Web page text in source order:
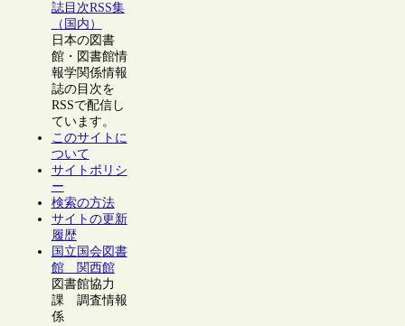
誌目次RSS集
（国内）
日本の図書
館・図書館情
報学関係情報
誌の目次を
RSSで配信し
ています。
このサイトに
ついて
サイトポリシ
ー
検索の方法
サイトの更新
履歴
国立国会図書
館 関西館
図書館協力
課 調査情報
係